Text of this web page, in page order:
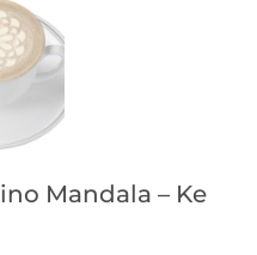
Mandala – Ke